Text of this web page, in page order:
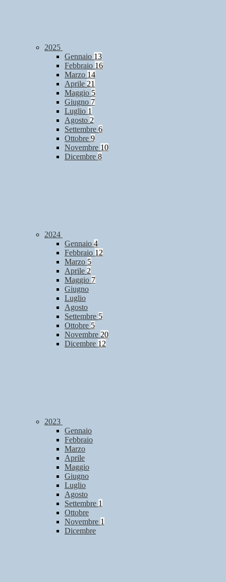
2025
Gennaio 13
Febbraio 16
Marzo 14
Aprile 21
Maggio 5
Giugno 7
Luglio 1
Agosto 2
Settembre 6
Ottobre 9
Novembre 10
Dicembre 8
2024
Gennaio 4
Febbraio 12
Marzo 5
Aprile 2
Maggio 7
Giugno
Luglio
Agosto
Settembre 5
Ottobre 5
Novembre 20
Dicembre 12
2023
Gennaio
Febbraio
Marzo
Aprile
Maggio
Giugno
Luglio
Agosto
Settembre 1
Ottobre
Novembre 1
Dicembre